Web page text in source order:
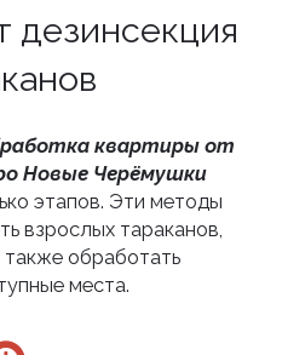
дезинсекция
квартиры от
Новые Черёмушки
этапов. Эти методы
взрослых тараканов,
также обработать
места.